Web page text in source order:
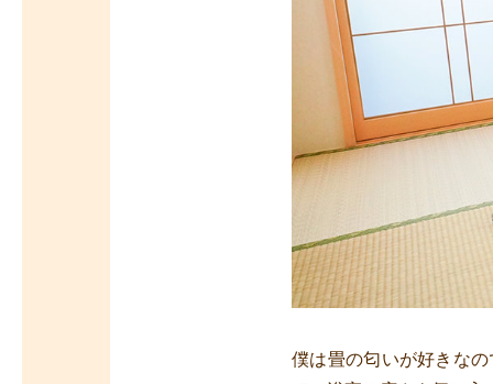
僕は畳の匂いが好きな